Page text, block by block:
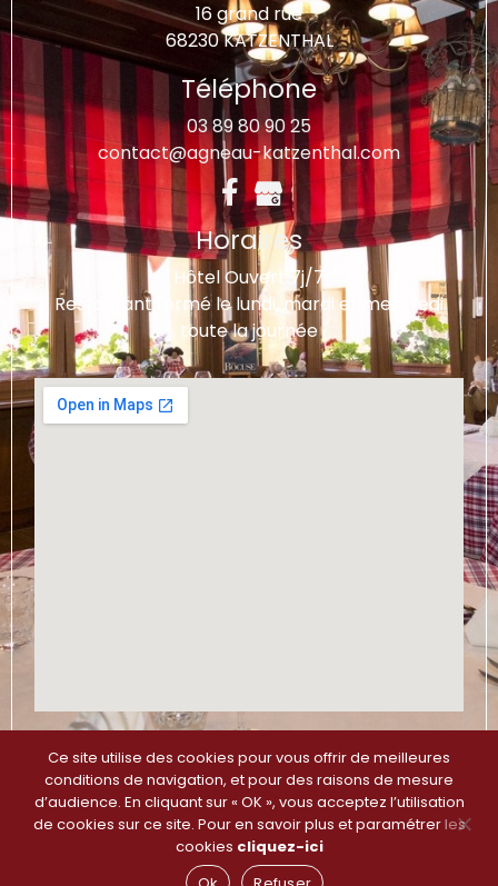
16 grand rue
68230 KATZENTHAL
Téléphone
03 89 80 90 25
contact@agneau-katzenthal.com
Horaires
Hôtel Ouvert 7j/7
Restaurant fermé le lundi, mardi et mercredi
toute la journée
Plan du site–Mentions légales et Politique de
Confidentialité
Ce site utilise des cookies pour vous offrir de meilleures
conditions de navigation, et pour des raisons de mesure
d’audience. En cliquant sur « OK », vous acceptez l’utilisation
de cookies sur ce site. Pour en savoir plus et paramétrer les
cookies cliquez-ici